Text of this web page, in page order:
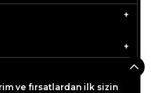
ve fırsatlardan ilk sizin